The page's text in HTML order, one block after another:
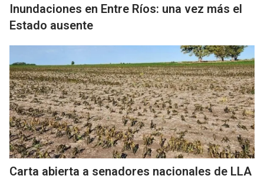
Inundaciones en Entre Ríos: una vez más el
Estado ausente
Carta abierta a senadores nacionales de LLA